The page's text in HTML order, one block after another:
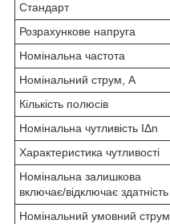
Стандарт
Розрахункове напруга
Номінальна частота
Номінальний струм, А
Кількість полюсів
Номінальна чутливість IΔn
Характеристика чутливості
Номінальна залишкова
включає/відключає здатність
Номінальний умовний струм